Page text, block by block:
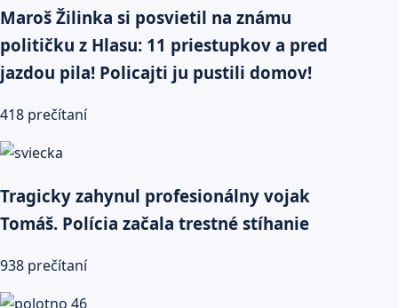
Maroš Žilinka si posvietil na známu
političku z Hlasu: 11 priestupkov a pred
jazdou pila! Policajti ju pustili domov!
418 prečítaní
Tragicky zahynul profesionálny vojak
Tomáš. Polícia začala trestné stíhanie
938 prečítaní